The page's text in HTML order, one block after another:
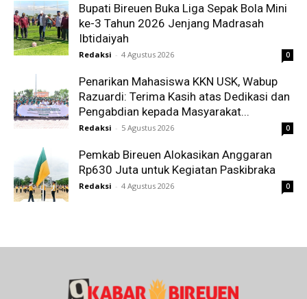
Bupati Bireuen Buka Liga Sepak Bola Mini
ke-3 Tahun 2026 Jenjang Madrasah
Ibtidaiyah
Redaksi - 4 Agustus 2026 0
Penarikan Mahasiswa KKN USK, Wabup
Razuardi: Terima Kasih atas Dedikasi dan
Pengabdian kepada Masyarakat...
Redaksi - 5 Agustus 2026 0
Pemkab Bireuen Alokasikan Anggaran
Rp630 Juta untuk Kegiatan Paskibraka
Redaksi - 4 Agustus 2026 0